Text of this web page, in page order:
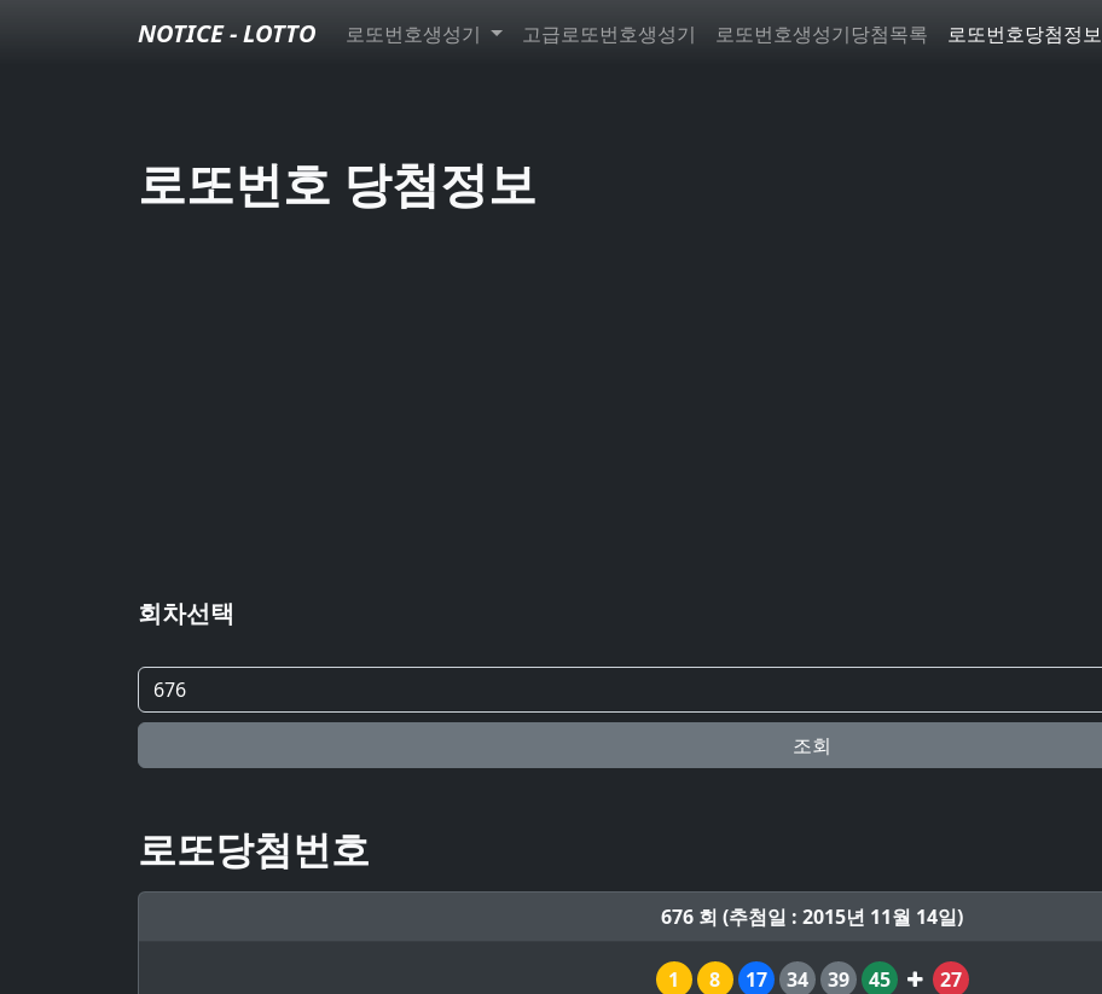
NOTICE - LOTTO 로또번호생성기 고급로또번호생성기 로또번호생성기당첨목록 로또번호당첨정보
로또번호 당첨정보
회차선택
조회
로또당첨번호
676 회 (추첨일 : 2015년 11월 14일)
1 8 17 34 39 45 27